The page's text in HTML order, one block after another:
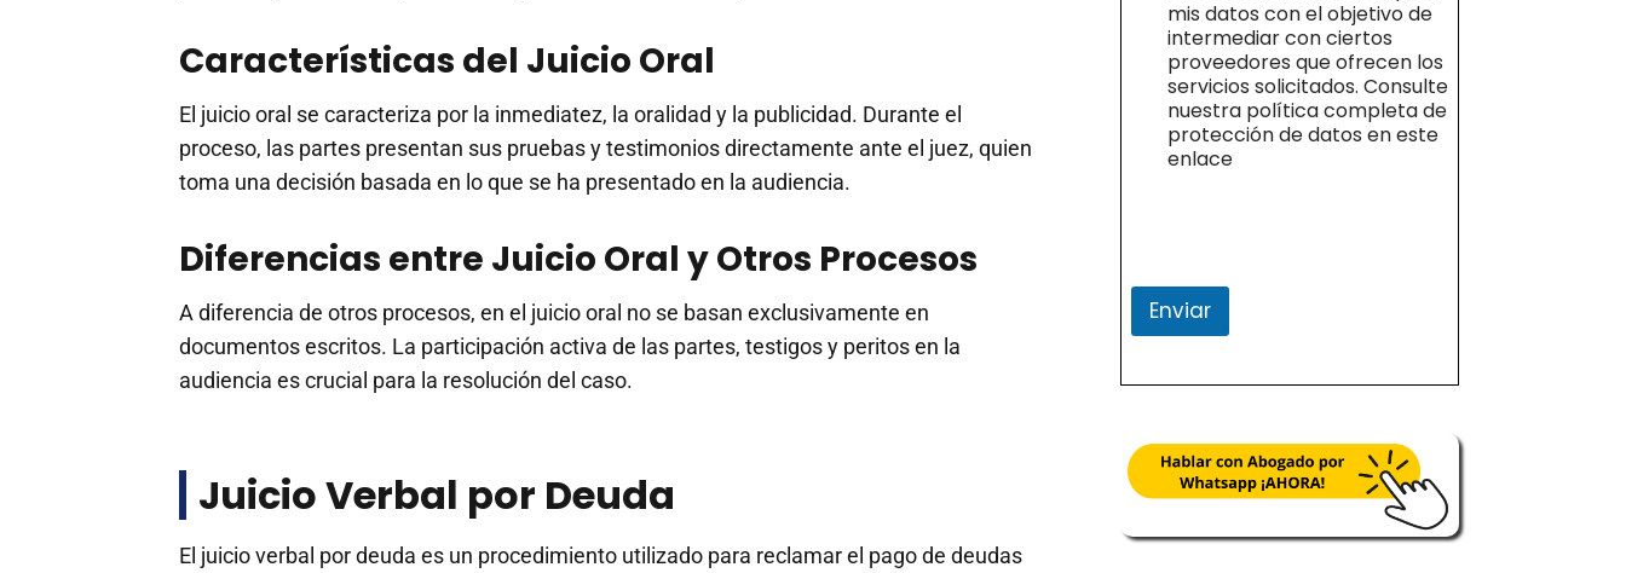
Características del Juicio Oral
El juicio oral se caracteriza por la inmediatez, la oralidad y la publicidad. Durante el
proceso, las partes presentan sus pruebas y testimonios directamente ante el juez, quien
toma una decisión basada en lo que se ha presentado en la audiencia.
Diferencias entre Juicio Oral y Otros Procesos
A diferencia de otros procesos, en el juicio oral no se basan exclusivamente en
documentos escritos. La participación activa de las partes, testigos y peritos en la
audiencia es crucial para la resolución del caso.
Juicio Verbal por Deuda
El juicio verbal por deuda es un procedimiento utilizado para reclamar el pago de deudas
mis datos con el objetivo de
intermediar con ciertos
proveedores que ofrecen los
servicios solicitados. Consulte
nuestra política completa de
protección de datos en este
enlace
Enviar